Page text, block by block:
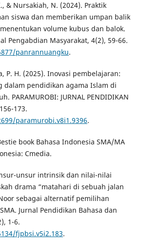
& Nursakiah, N. (2024). Praktik
siswa dan memberikan umpan balik
volume kubus dan balok.
Pengabdian Masyarakat, 4(2), 59-66.
panrannuangku.
P. H. (2025). Inovasi pembelajaran:
dalam pendidikan agama Islam di
PARAMUROBI: JURNAL PENDIDIKAN
173.
paramurobi.v8i1.9396.
book Bahasa Indonesia SMA/MA
Cmedia.
unsur intrinsik dan nilai-nilai
drama “matahari di sebuah jalan
sebagai alternatif pemilihan
Jurnal Pendidikan Bahasa dan
1-6.
fjpbsi.v5i2.183.